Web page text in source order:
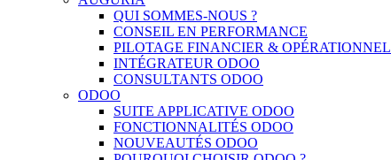
QUI SOMMES-NOUS ?
CONSEIL EN PERFORMANCE
PILOTAGE FINANCIER & OPÉRATIONNEL
INTÉGRATEUR ODOO
CONSULTANTS ODOO
ODOO
SUITE APPLICATIVE ODOO
FONCTIONNALITÉS ODOO
NOUVEAUTÉS ODOO